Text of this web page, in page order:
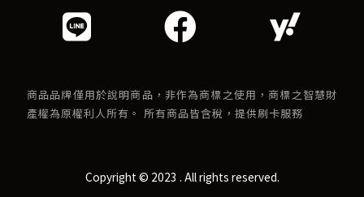
商品品牌僅用於說明商品，非作為商標之使用，商標之智慧財
產權為原權利人所有。 所有商品皆含稅，提供刷卡服務
Copyright © 2023 . All rights reserved.